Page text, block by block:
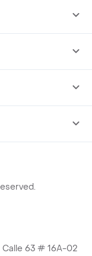
63 # 16A-02